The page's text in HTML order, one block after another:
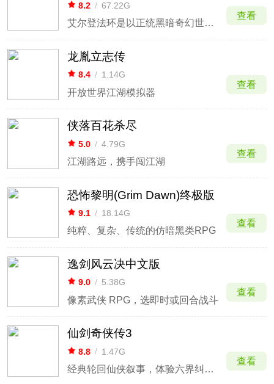
8.2 / 67.22G
艾尔登法环是以正统黑暗奇幻世界为舞台的动作RPG游戏。
查看
龙胤立志传
8.4 / 1.14G
开放世界江湖模拟器
查看
侠落百花杀尽
5.0 / 4.79G
江湖路远，携手闯江湖
查看
恐怖黎明(Grim Dawn)终极版
9.1 / 18.14G
纯粹、复杂、传统的仿暗黑类RPG
查看
逸剑风云决中文版
9.0 / 5.38G
像素武侠 RPG，选即时或回合战斗
查看
仙剑奇侠传3
8.8 / 1.47G
经典轮回仙侠叙事，体验六界纠葛与御剑飞行。
查看